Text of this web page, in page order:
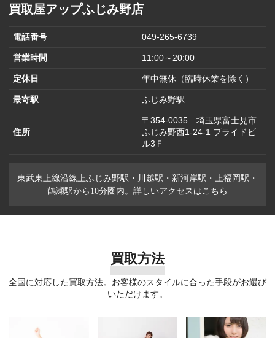
ス･ディー(500
円)
買取屋アップふじみ野店
電話番号 049-265-6739
営業時間 11:00～20:00
定休日 年中無休（臨時休業を除く）
最寄駅 ふじみ野駅
住所
〒354-0035 埼玉県富士見市
ふじみ野西1-24-1 プライドビ
ル3Ｆ
東武東上線沿線上ふじみ野駅・川越駅・新河岸駅・上福岡駅・
鶴瀬駅から10分圏内。詳しいアクセスはこちら
買取方法
全国に対応した買取方法。お客様のスタイルに合った手段がお選び
いただけます。